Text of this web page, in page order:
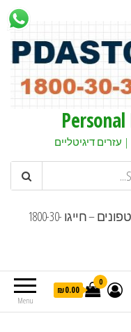
דיגיטליים
מגוון מבצעים למחשבים וסמארטפונים – חייגו 1800-30-
Menu
0
₪0.00